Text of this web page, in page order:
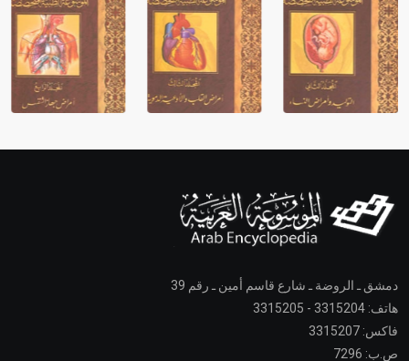
دمشق ـ الروضة ـ شارع قاسم أمين ـ رقم 39
هاتف: 3315204 - 3315205
فاكس: 3315207
ص.ب: 7296